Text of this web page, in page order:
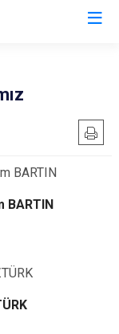
BARTIN